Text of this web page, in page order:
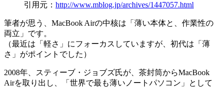
引用元： http://www.mblog.jp/archives/1447057.html
筆者が思う、MacBook Airの中核は「薄い本体と、作業性の
両立」です。
（最近は「軽さ」にフォーカスしていますが、初代は「薄
さ」がポイントでした）
2008年、スティーブ・ジョブズ氏が、茶封筒からMacBook
Airを取り出し、「世界で最も薄いノートパソコン」として